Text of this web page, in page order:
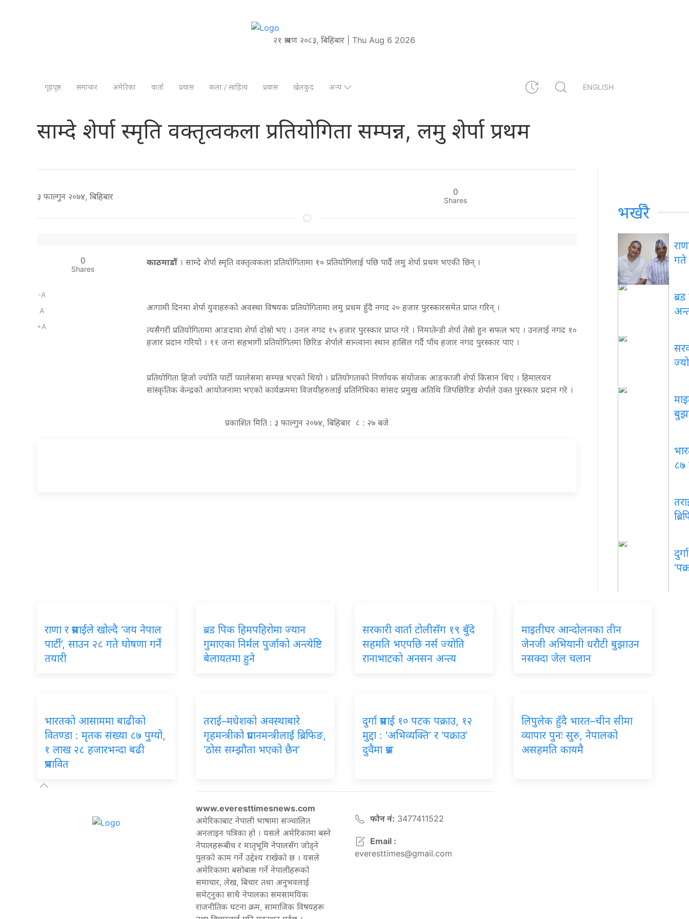
२१ श्रावण २०८३, बिहिबार | Thu Aug 6 2026
गृहपृष्ठ समाचार अमेरिका वार्ता प्रवास कला / साहित्य प्रवास खेलकुद अन्य ENGLISH
साम्दे शेर्पा स्मृति वक्तृत्वकला प्रतियोगिता सम्पन्न, लमु शेर्पा प्रथम
३ फाल्गुन २०७४, बिहिबार 0
Shares
0
Shares
-A
A
+A
काठमाडौं। साम्दे शेर्पा स्मृति वक्तृत्वकला प्रतियोगितामा १० प्रतियोगिलाई पछि पार्दै लमु शेर्पा प्रथम भएकी छिन् ।
आगामी दिनमा शेर्पा युवाहरुको अवस्था विषयक प्रतियोगितामा लमु प्रथम हुँदै नगद २० हजार पुरस्कारसमेत प्राप्त गरिन् ।
त्यसैगरी प्रतियोगितामा आङदावा शेर्पा दोस्रो भए । उनल नगद १५ हजार पुरस्कार प्राप्त गरे । निमातेन्डी शेर्पा तेस्रो हुन सफल भए । उनलाई नगद १०
हजार प्रदान गरियो । ११ जना सहभागी प्रतियोगितमा छिरिङ शेर्पाले सान्त्वाना स्थान हासिल गर्दै पाँच हजार नगद पुरस्कार पाए ।
प्रतियोगिता हिजो ज्योति पार्टी प्यालेसमा सम्पन्न भएको थियो । प्रतियोगताको निर्णायक संयोजक आङकाजी शेर्पा किसान थिए । हिमालयन
सांस्कृतिक केन्द्रको आयोजनामा भएको कार्यक्रममा विजयीहरुलाई प्रतिनिधिका सांसद प्रमुख अतिथि जिपछिरिङ शेर्पाले उक्त पुरस्कार प्रदान गरे ।
प्रकाशित मिति : ३ फाल्गुन २०७४, बिहिबार ८ : २७ बजे
भर्खरै
गते
८७
राणा र प्रसाईंले खोल्दै ‘जय नेपाल
पार्टी’, साउन २८ गते घोषणा गर्ने
तयारी
ब्रड पिक हिमपहिरोमा ज्यान
गुमाएका निर्मल पुर्जाको अन्त्येष्टि
बेलायतमा हुने
सरकारी वार्ता टोलीसँग १९ बुँदे
सहमति भएपछि नर्स ज्योति
रानाभाटको अनसन अन्त्य
माइतीघर आन्दोलनका तीन
जेनजी अभियानी धरौटी बुझाउन
नसक्दा जेल चलान
भारतको आसाममा बाढीको
वितण्डा : मृतक संख्या ८७ पुग्यो,
१ लाख २८ हजारभन्दा बढी
प्रभावित
तराई–मधेशको अवस्थाबारे
गृहमन्त्रीको प्रधानमन्त्रीलाई ब्रिफिङ,
‘ठोस सम्झौता भएको छैन’
दुर्गा प्रसाईं १० पटक पक्राउ, १२
मुद्दा : ‘अभिव्यक्ति’ र ‘पक्राउ’
दुवैमा प्रश्न
लिपुलेक हुँदै भारत–चीन सीमा
व्यापार पुनः सुरु, नेपालको
असहमति कायमै
www.everesttimesnews.com
अमेरिकाबाट नेपाली भाषामा सञ्चालित
अनलाइन पत्रिका हो । यसले अमेरिकामा बस्ने
नेपालहरूबीच र मातृभूमि नेपालसँग जोड्ने
पुलको काम गर्ने उद्देश्य राखेको छ । यसले
अमेरिकामा बसोबास गर्ने नेपालीहरूको
समाचार, लेख, बिचार तथा अनुभवलाई
समेट्नुका साथै नेपालका समसामयिक
राजनीतिक घटना क्रम, सामाजिक विषयहरू
फोन नं: 3477411522
Email :
everesttimes@gmail.com